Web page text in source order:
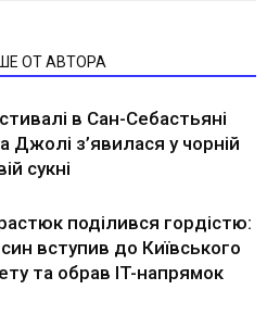
ОТ АВТОРА
в Сан-Себастьяні
Джолі з’явилася у чорній
сукні
поділився гордістю:
вступив до Київського
та обрав IT-напрямок